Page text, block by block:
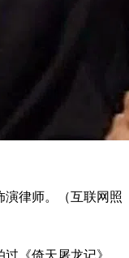
演律师。（互联网照
《倚天屠龙记》